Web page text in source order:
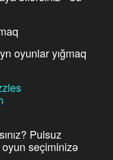
oyunlar yığmaq
Pulsuz
oyun seçiminizə